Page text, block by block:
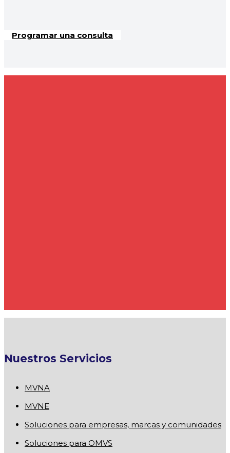
Programar una consulta
Nuestros Servicios
MVNA
MVNE
Soluciones para empresas, marcas y comunidades
Soluciones para OMVS